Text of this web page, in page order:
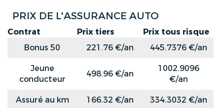
PRIX DE L'ASSURANCE AUTO
Contrat Prix tiers
Prix tous risque
Bonus 50
221.76 €/an
445.7376 €/an
Jeune
conducteur
498.96 €/an
1002.9096
€/an
Assuré au km
166.32 €/an 334.3032 €/an